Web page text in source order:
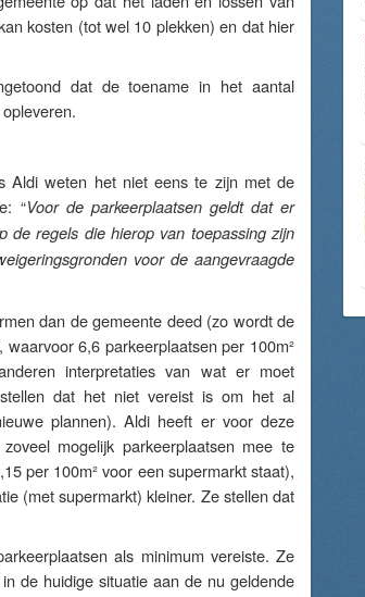
kosten (tot wel 10 plekken) en dat hier
dat de toename in het aantal
Aldi weten het niet eens te zijn met de
“Voor de parkeerplaatsen geldt dat er
de regels die hierop van toepassing zijn
voor de aangevraagde
dan de gemeente deed (zo wordt de
waarvoor 6,6 parkeerplaatsen per 100m²
interpretaties van wat er moet
dat het niet vereist is om het al
plannen). Aldi heeft er voor deze
mogelijk parkeerplaatsen mee te
per 100m² voor een supermarkt staat),
(met supermarkt) kleiner. Ze stellen dat
als minimum vereiste. Ze
de huidige situatie aan de nu geldende